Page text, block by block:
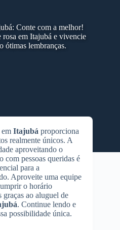
Conte com a melhor!
em Itajubá e vivencie
ótimas lembranças.
em Itajubá proporciona
realmente únicos. A
aproveitando o
pessoas queridas é
para a
Aproveite uma equipe
o horário
graças ao aluguel de
. Continue lendo e
possibilidade única.